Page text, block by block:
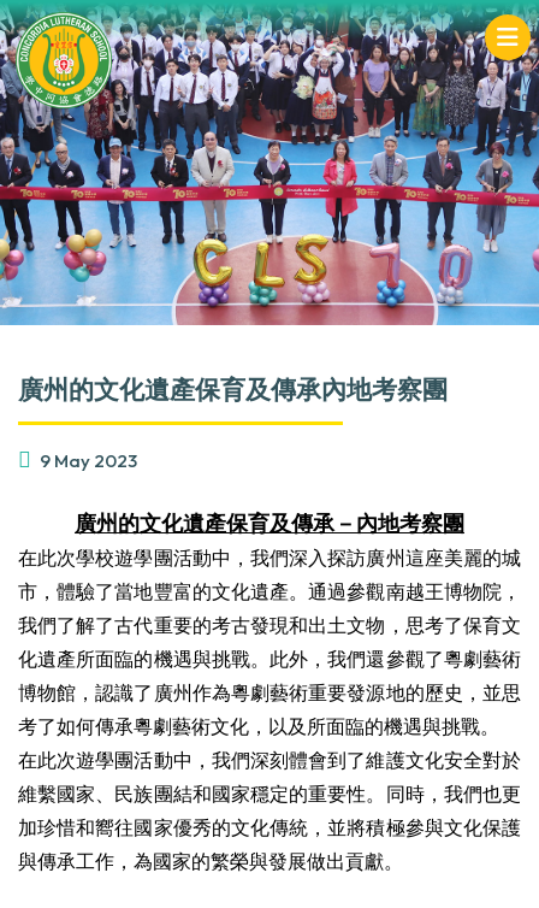
廣州的文化遺產保育及傳承內地考察團
9 May 2023
廣州的文化遺產保育及傳承－內地考察團
在此次學校遊學團活動中，我們深入探訪廣州這座美麗的城
市，體驗了當地豐富的文化遺產。通過參觀南越王博物院，
我們了解了古代重要的考古發現和出土文物，思考了保育文
化遺產所面臨的機遇與挑戰。此外，我們還參觀了粵劇藝術
博物館，認識了廣州作為粵劇藝術重要發源地的歷史，並思
考了如何傳承粵劇藝術文化，以及所面臨的機遇與挑戰。
在此次遊學團活動中，我們深刻體會到了維護文化安全對於
維繫國家、民族團結和國家穩定的重要性。同時，我們也更
加珍惜和嚮往國家優秀的文化傳統，並將積極參與文化保護
與傳承工作，為國家的繁榮與發展做出貢獻。